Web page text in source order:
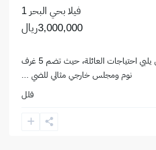
فيلا بحي البحر 1
3,000,000ريال
تتمتع الفيلا بتصميم متكامل يلبي احتياجات العائلة، حيث تضم 5 غرف
نوم ومجلس خارجي مثالي للضي
فلل